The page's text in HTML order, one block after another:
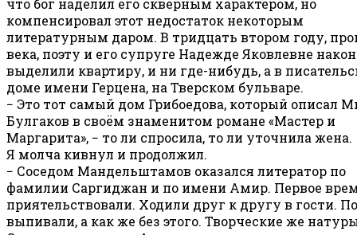
что бог наделил его скверным характером, но
компенсировал этот недостаток некоторым
литературным даром. В тридцать втором году,
века, поэту и его супруге Надежде Яковлевне
выделили квартиру, и ни где-нибудь, а в
доме имени Герцена, на Тверском бульваре.
− Это тот самый дом Грибоедова, который описал
Булгаков в своём знаменитом романе «Мастер и
Маргарита», − то ли спросила, то ли уточнила жена.
Я молча кивнул и продолжил.
− Соседом Мандельштамов оказался литератор по
фамилии Саргиджан и по имени Амир. Первое
приятельствовали. Ходили друг к другу в гости.
выпивали, а как же без этого. Творческие же